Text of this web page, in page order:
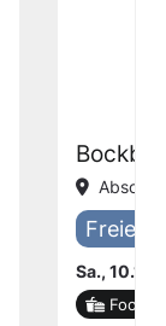
Freier
Sa.,
Food-